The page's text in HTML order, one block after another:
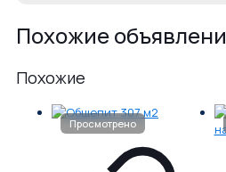
Похожие
Похожие